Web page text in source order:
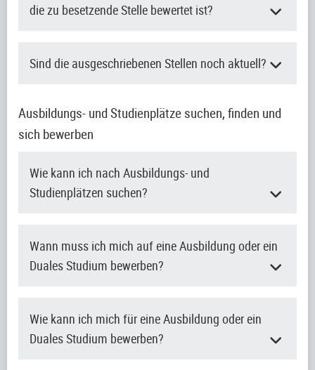
die zu besetzende Stelle bewertet ist?
Sind die ausgeschriebenen Stellen noch aktuell?
Ausbildungs- und Studienplätze suchen, finden und
sich bewerben
Wie kann ich nach Ausbildungs- und
Studienplätzen suchen?
Wann muss ich mich auf eine Ausbildung oder ein
Duales Studium bewerben?
Wie kann ich mich für eine Ausbildung oder ein
Duales Studium bewerben?